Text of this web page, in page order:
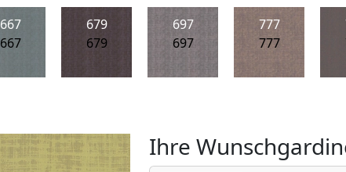
667
667
679
679
697
697
777
777
Ihre